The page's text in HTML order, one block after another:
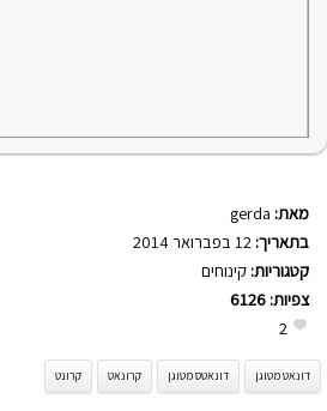
מאת: gerda
בתאריך:
קטגוריות: קינוחים
צפיות: 6126
2
דונאט מטוגן דונאטס מטוגן קרונאט קרונט